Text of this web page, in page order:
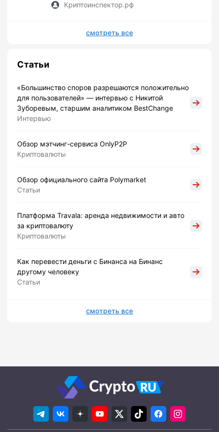
Криптоинспектор.рф
смотреть все
Статьи
«Большинство споров разрешаются положительно
для пользователей» — интервью с Никитой
Зуборевым, старшим аналитиком BestChange
Интервью
Обзор мэтчинг-сервиса OnlyP2P
Криптовалюты
Обзор официального сайта Polymarket
Статьи
Платформа Travala: аренда недвижимости и авто
за криптовалюту
Криптовалюты
Как перевести деньги с Бинанса на Бинанс
другому человеку
Статьи
смотреть все